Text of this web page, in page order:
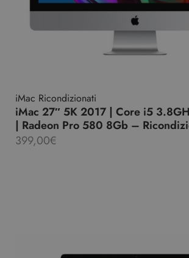
iMac Ricondizionati
iMac 27″ 5K 2017 | Core i5
| Radeon Pro 580 8Gb –
399,00€